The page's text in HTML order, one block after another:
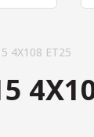
4X108 ET25